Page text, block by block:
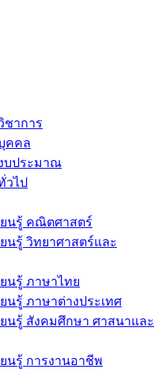
ชาการ
คคล
บประมาณ
วไป
ยนรู้ คณิตศาสตร์
นรู้ วิทยาศาสตร์และ
นรู้ ภาษาไทย
นรู้ ภาษาต่างประเทศ
นรู้ สังคมศึกษา ศาสนาและ
นรู้ การงานอาชีพ